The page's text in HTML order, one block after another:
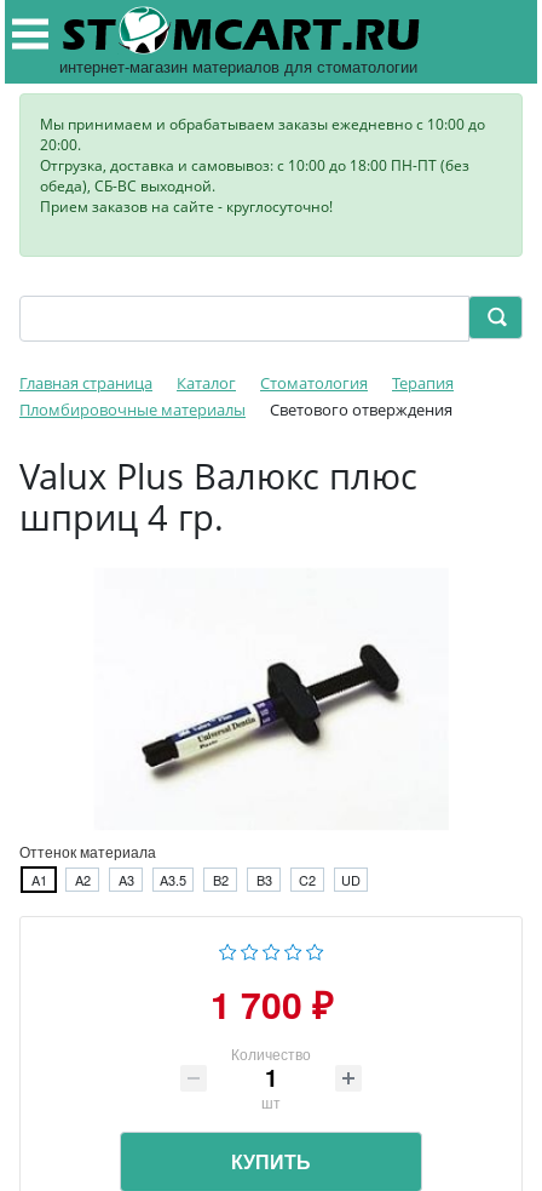
интернет-магазин материалов для стоматологии
Мы принимаем и обрабатываем заказы ежедневно с 10:00 до
20:00.
Отгрузка, доставка и самовывоз: с 10:00 до 18:00 ПН-ПТ (без
обеда), СБ-ВС выходной.
Прием заказов на сайте - круглосуточно!
Главная страница Каталог Стоматология
Терапия
Пломбировочные материалы
Светового отверждения
Valux Plus Валюкс плюс
шприц 4 гр.
Оттенок материала
A1 A2 A3 A3.5 B2 B3 C2 UD
1 700 ₽
Количество
шт
КУПИТЬ